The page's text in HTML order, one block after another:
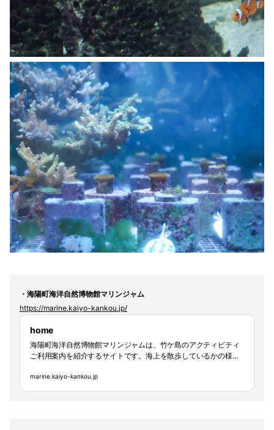
・海陽町海洋自然博物館マリンジャム
https://marine.kaiyo-kankou.jp/
home
海陽町海洋自然博物館マリンジャムは、竹ケ島のアクティビティ
ご利用案内を紹介するサイトです。海上を散歩しているかの様な
能できるクルーズなど、徳島県最南端の島で海の体験をお楽しみ
ください。
marine.kaiyo-kankou.jp